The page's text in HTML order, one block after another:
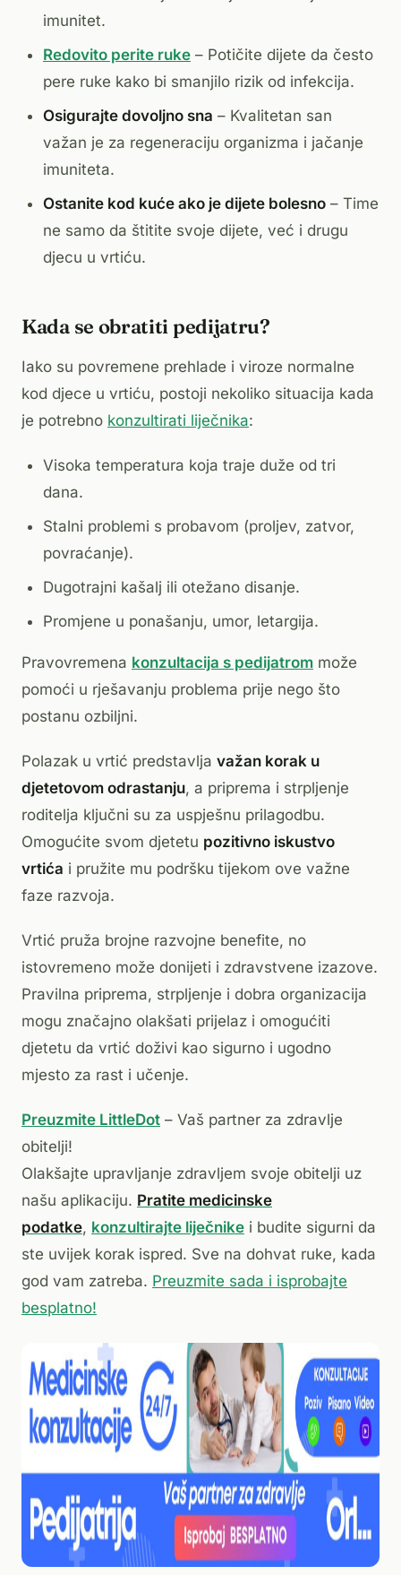
imunitet.
Redovito perite ruke – Potičite dijete da često
pere ruke kako bi smanjilo rizik od infekcija.
Osigurajte dovoljno sna – Kvalitetan san
važan je za regeneraciju organizma i jačanje
imuniteta.
Ostanite kod kuće ako je dijete bolesno – Time
ne samo da štitite svoje dijete, već i drugu
djecu u vrtiću.
Kada se obratiti pedijatru?
Iako su povremene prehlade i viroze normalne
kod djece u vrtiću, postoji nekoliko situacija kada
je potrebno konzultirati liječnika:
Visoka temperatura koja traje duže od tri
dana.
Stalni problemi s probavom (proljev, zatvor,
povraćanje).
Dugotrajni kašalj ili otežano disanje.
Promjene u ponašanju, umor, letargija.
Pravovremena konzultacija s pedijatrom može
pomoći u rješavanju problema prije nego što
postanu ozbiljni.
Polazak u vrtić predstavlja važan korak u
djetetovom odrastanju, a priprema i strpljenje
roditelja ključni su za uspješnu prilagodbu.
Omogućite svom djetetu pozitivno iskustvo
vrtića i pružite mu podršku tijekom ove važne
faze razvoja.
Vrtić pruža brojne razvojne benefite, no
istovremeno može donijeti i zdravstvene izazove.
Pravilna priprema, strpljenje i dobra organizacija
mogu značajno olakšati prijelaz i omogućiti
djetetu da vrtić doživi kao sigurno i ugodno
mjesto za rast i učenje.
Preuzmite LittleDot – Vaš partner za zdravlje
obitelji!
Olakšajte upravljanje zdravljem svoje obitelji uz
našu aplikaciju. Pratite medicinske
podatke, konzultirajte liječnike i budite sigurni da
ste uvijek korak ispred. Sve na dohvat ruke, kada
god vam zatreba. Preuzmite sada i isprobajte
besplatno!